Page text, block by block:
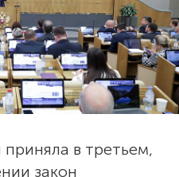
приняла в третьем,
закон